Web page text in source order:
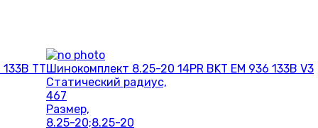
TTШинокомплект 8.25-20 14PR BKT EM 936 133B V3
Статический радиус,
467
Размер,
8.25-20;8.25-20